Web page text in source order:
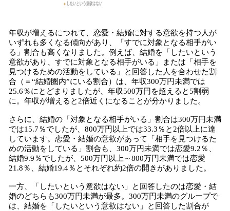
年収が増えるにつれて、恋愛・結婚に対する意欲を持つ人が
いずれも多くなる傾向があり、「すでに対象となる相手がい
る」割合も高くなりました。例えば、結婚を「したいという
意欲があり、すでに対象となる相手がいる」または「相手を
見つけるための活動をしている」と回答した人を合わせた割
合（＝“結婚圏内”にいる割合）は、年収300万円未満では
25.6％にとどまりましたが、年収500万円を超えると5割弱
に。年収が増えると2倍近くになることが分かりました。
さらに、結婚の「対象となる相手がいる」割合は300万円未満
では15.7％でしたが、800万円以上では33.3％と2倍以上に達
しています。恋愛・結婚の意欲があって「相手を見つけるた
めの活動をしている」割合も、300万円未満では恋愛9.2％、
結婚9.9％でしたが、500万円以上～800万円未満では恋愛
21.8％、結婚19.4％とそれぞれ約2倍の開きがありました。
一方、「したいという意欲はない」と回答したのは恋愛・結
婚のどちらも300万円未満が最多。300万円未満のグループで
は、結婚を「したいという意欲はない」と回答した割合が